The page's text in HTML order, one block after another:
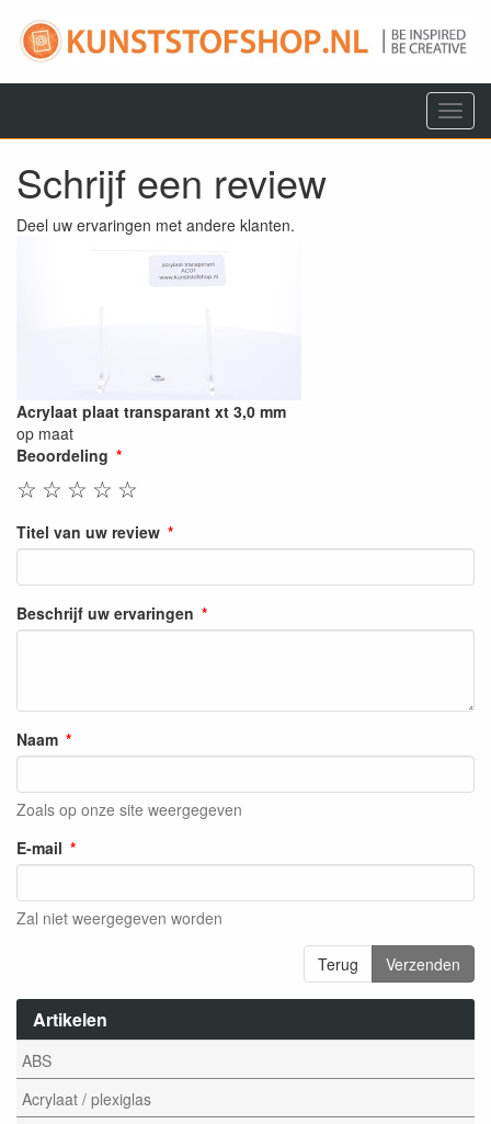
Menu
Artikelen
ABS
Acrylaat / plexiglas
Schrijf een review
Deel uw ervaringen met andere klanten.
Acrylaat plaat transparant xt 3,0 mm
op maat
Beoordeling
☆
☆
☆
☆
☆
Titel van uw review
Beschrijf uw ervaringen
Naam
Zoals op onze site weergegeven
E-mail
Zal niet weergegeven worden
Terug Verzenden